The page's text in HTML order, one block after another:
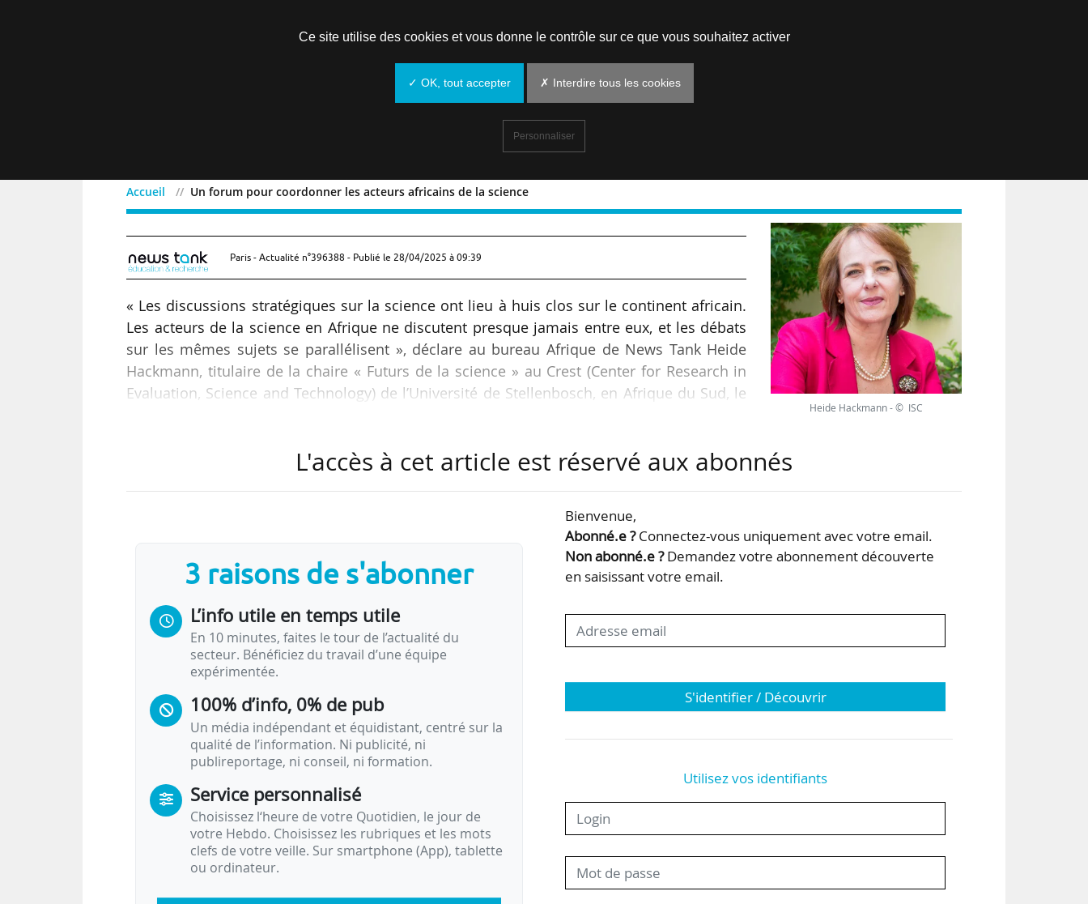
Accueil Un forum pour coordonner les acteurs africains de la science
Un forum pour coordonner les acteurs africains de la science
Paris - Actualité n°396388 - Publié le 28/04/2025 à 09:39
« Les discussions stratégiques sur la science ont lieu à huis clos sur le continent africain.
Les acteurs de la science en Afrique ne discutent presque jamais entre eux, et les débats
sur les mêmes sujets se parallélisent », déclare au bureau Afrique de News Tank Heide
Hackmann, titulaire de la chaire « Futurs de la science » au Crest (Center for Research in
Evaluation, Science and Technology) de l’Université de Stellenbosch, en Afrique du Sud, le
« Pour améliorer la visibilité de la science africaine, et répondre aux besoins et intérêts de
La réunion de création de…
Heide Hackmann - © ISC
L'accès à cet article est réservé aux abonnés
3 raisons de s'abonner
L’info utile en temps utile
En 10 minutes, faites le tour de l’actualité du
secteur. Bénéficiez du travail d’une équipe
expérimentée.
100% d’info, 0% de pub
Un média indépendant et équidistant, centré sur la
qualité de l’information. Ni publicité, ni
publireportage, ni conseil, ni formation.
Service personnalisé
Choisissez l‘heure de votre Quotidien, le jour de
votre Hebdo. Choisissez les rubriques et les mots
clefs de votre veille. Sur smartphone (App), tablette
ou ordinateur.
Bienvenue,
Abonné.e ?Connectez-vous uniquement avec votre email.
Non abonné.e ?Demandez votre abonnement découverte
en saisissant votre email.
S'identifier / Découvrir
Utilisez vos identifiants
Ce site utilise des cookies et vous donne le contrôle sur ce que vous souhaitez activer
✓ OK, tout accepter ✗ Interdire tous les cookies
Personnaliser